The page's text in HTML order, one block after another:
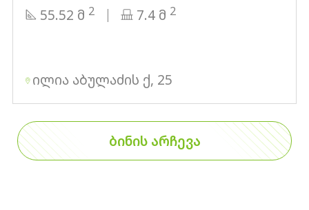
ᲑᲘᲜᲘᲡ ᲐᲠᲩᲔᲕᲐ
55.52 მ 2 7.4 მ 2
ილია აბულაძის ქ, 25